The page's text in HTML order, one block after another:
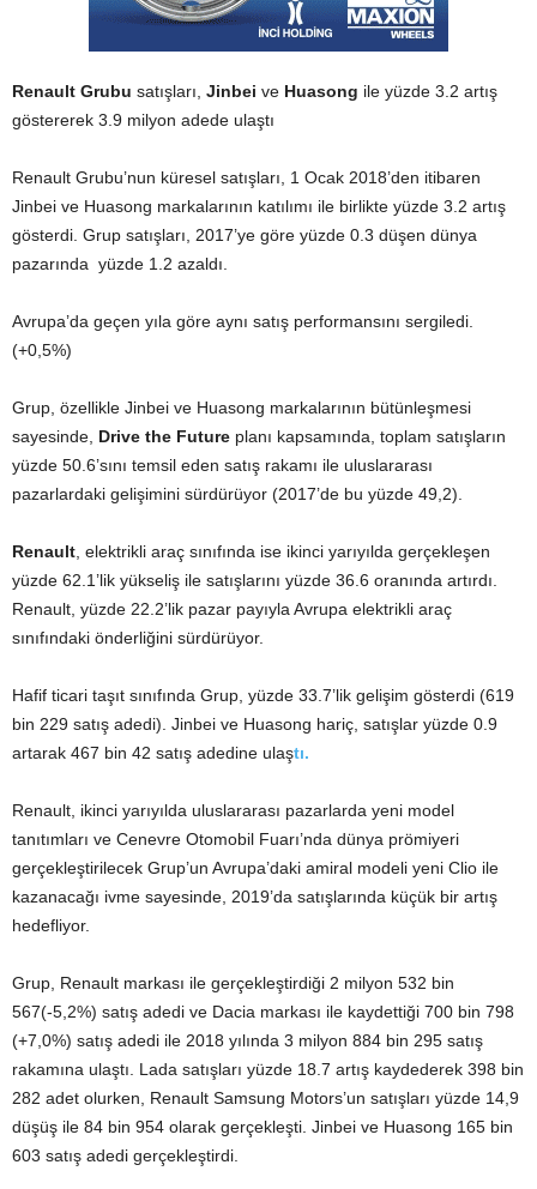
Renault Grubu satışları, Jinbei ve Huasong ile yüzde 3.2 artış
göstererek 3.9 milyon adede ulaştı
Renault Grubu’nun küresel satışları, 1 Ocak 2018’den itibaren
Jinbei ve Huasong markalarının katılımı ile birlikte yüzde 3.2 artış
gösterdi. Grup satışları, 2017’ye göre yüzde 0.3 düşen dünya
pazarında yüzde 1.2 azaldı.
Avrupa’da geçen yıla göre aynı satış performansını sergiledi.
(+0,5%)
Grup, özellikle Jinbei ve Huasong markalarının bütünleşmesi
sayesinde, Drive the Future planı kapsamında, toplam satışların
yüzde 50.6’sını temsil eden satış rakamı ile uluslararası
pazarlardaki gelişimini sürdürüyor (2017’de bu yüzde 49,2).
Renault , elektrikli araç sınıfında ise ikinci yarıyılda gerçekleşen
yüzde 62.1’lik yükseliş ile satışlarını yüzde 36.6 oranında artırdı.
Renault, yüzde 22.2’lik pazar payıyla Avrupa elektrikli araç
sınıfındaki önderliğini sürdürüyor.
Hafif ticari taşıt sınıfında Grup, yüzde 33.7’lik gelişim gösterdi (619
bin 229 satış adedi). Jinbei ve Huasong hariç, satışlar yüzde 0.9
artarak 467 bin 42 satış adedine ulaştı.
Renault, ikinci yarıyılda uluslararası pazarlarda yeni model
tanıtımları ve Cenevre Otomobil Fuarı’nda dünya prömiyeri
gerçekleştirilecek Grup’un Avrupa’daki amiral modeli yeni Clio ile
kazanacağı ivme sayesinde, 2019’da satışlarında küçük bir artış
hedefliyor.
Grup, Renault markası ile gerçekleştirdiği 2 milyon 532 bin
567(-5,2%) satış adedi ve Dacia markası ile kaydettiği 700 bin 798
(+7,0%) satış adedi ile 2018 yılında 3 milyon 884 bin 295 satış
rakamına ulaştı. Lada satışları yüzde 18.7 artış kaydederek 398 bin
282 adet olurken, Renault Samsung Motors’un satışları yüzde 14,9
düşüş ile 84 bin 954 olarak gerçekleşti. Jinbei ve Huasong 165 bin
603 satış adedi gerçekleştirdi.